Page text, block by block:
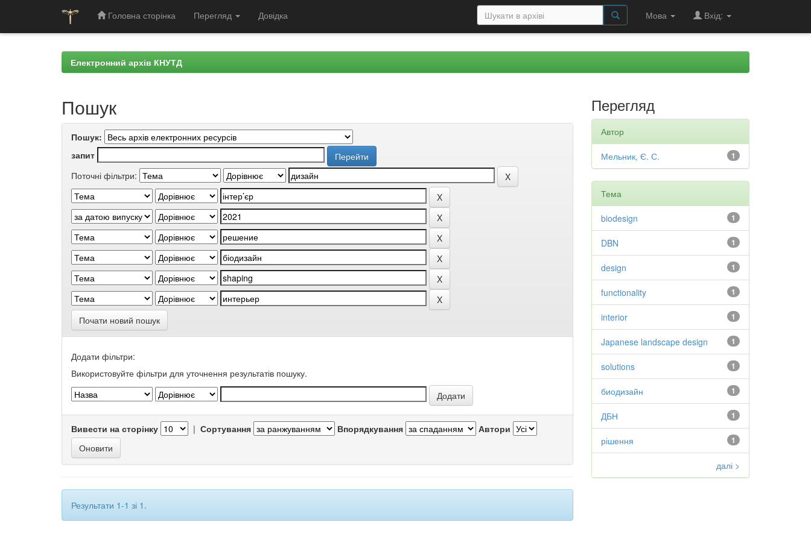
Головна сторінка Перегляд Довідка Мова Вхід:
Електронний архів КНУТД
Пошук
Пошук:
запит
Поточні фільтри:
Почати новий пошук
Додати фільтри:
Використовуйте фільтри для уточнення результатів пошуку.
Вивести на сторінку | Сортування Впорядкування Автори
Результати 1-1 зі 1.
Перегляд
Автор
1
Мельник, Є. С.
Тема
1
biodesign
1
DBN
1
design
1
functionality
1
interior
1
Japanese landscape design
1
solutions
1
биодизайн
1
ДБН
1
рішення
далі >